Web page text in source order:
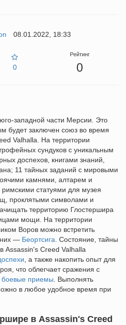
08.01.2022, 18:33
0
Рейтинг
0
западной части Мерсии. Это
будет заключен союз во время
Valhalla. На территории
сундуков с уникальным
доспехов, книгами знаний,
11 тайных заданий с мировыми
камнями, алтарем и
статуями для музея
проклятыми символами и
территорию Глостершира
мощи. На территории
Воров можно встретить
— Беортсига . Состояние, тайны
Assassin's Creed Valhalla
, а также накопить опыт для
что облегчает сражения с
боевые приемы . Выполнять
в любое удобное время при
в Assassin's Creed